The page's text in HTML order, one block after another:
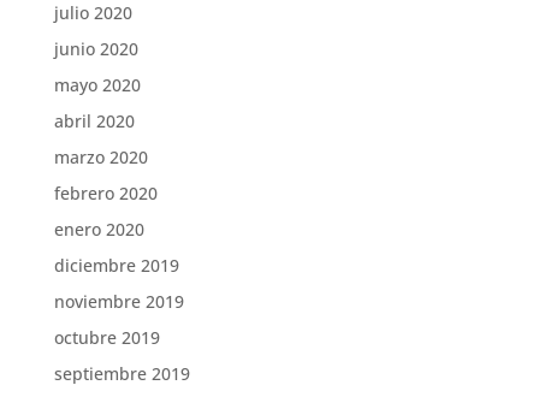
julio 2020
junio 2020
mayo 2020
abril 2020
marzo 2020
febrero 2020
enero 2020
diciembre 2019
noviembre 2019
octubre 2019
septiembre 2019